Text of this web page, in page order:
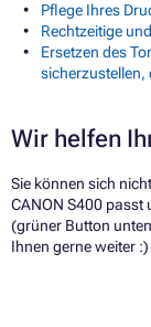
Pflege Ihres
Rechtzeitige
Ersetzen des
sicherzustellen,
Wir helfen
Sie können sich
CANON S400 passt
(grüner Button
Ihnen gerne weiter :)